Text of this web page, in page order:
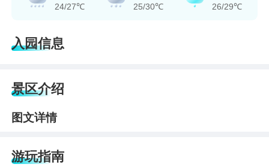
24/27℃ 25/30℃ 26/29℃
入园信息
景区介绍
图文详情
游玩指南